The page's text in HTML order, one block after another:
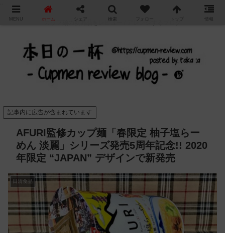
カップ麺の新商品をレビュー / アレンジするブログ
記事内に広告が含まれています
AFURI監修カップ麺「春限定 柚子塩らー
めん 淡麗」シリーズ発売5周年記念!! 2020
年限定 “JAPAN” デザインで新発売
日清食品
MENU ホーム シェア 検索 フォロー トップ 情報